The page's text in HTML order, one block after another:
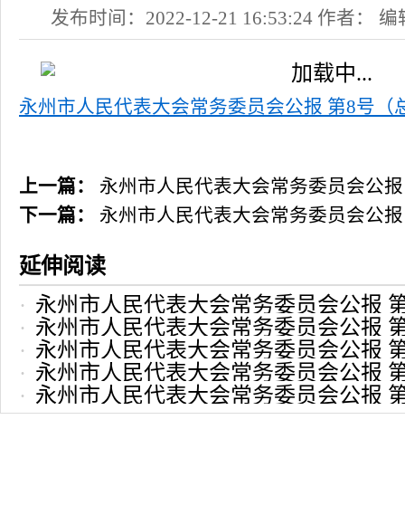
发布时间：2022-12-21 16:53:24 作者：
永州市人民代表大会常务委员会公报 第8号（
上一篇：
永州市人民代表大会常务委员会公
下一篇：
永州市人民代表大会常务委员会公
延伸阅读
永州市人民代表大会常务委员会公报
2023-06-21 17:02:37
永州市人民代表大会常务委员会公报
2023-04-24 17:01:26
永州市人民代表大会常务委员会公报
2023-02-23 16:59:59
永州市人民代表大会常务委员会公报
2022-11-24 16:52:11
永州市人民代表大会常务委员会公报